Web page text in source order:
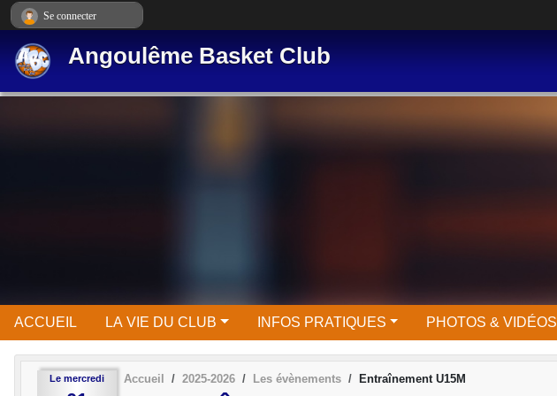
Angoulême Basket Club
ACCUEIL LA VIE DU CLUB INFOS PRATIQUES PHOTOS & VIDÉOS
Le mercredi Accueil 2025-2026 Les évènements Entraînement U15M
Se connecter
Panneau de gestion des cookies